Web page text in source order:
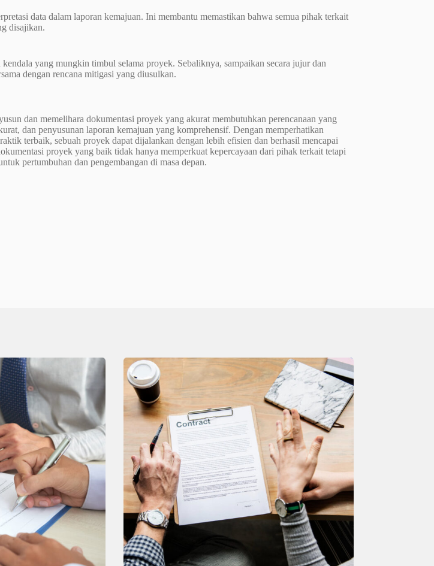
data dalam laporan kemajuan. Ini membantu memastikan bahwa semua pihak terkait
disajikan.
yang mungkin timbul selama proyek. Sebaliknya, sampaikan secara jujur ​​dan
dengan rencana mitigasi yang diusulkan.
dan memelihara dokumentasi proyek yang akurat membutuhkan perencanaan yang
dan penyusunan laporan kemajuan yang komprehensif. Dengan memperhatikan
terbaik, sebuah proyek dapat dijalankan dengan lebih efisien dan berhasil mencapai
proyek yang baik tidak hanya memperkuat kepercayaan dari pihak terkait tetapi
pertumbuhan dan pengembangan di masa depan.